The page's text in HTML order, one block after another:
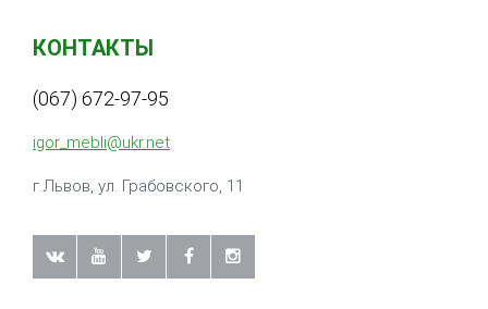
КОНТАКТЫ
(067) 672-97-95
igor_mebli@ukr.net
г.Львов, ул. Грабовского, 11